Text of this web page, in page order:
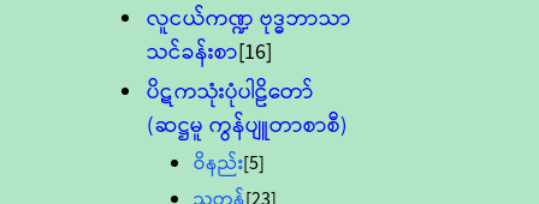
လူငယ်ကဏ္ဍ ဗုဒ္ဓဘာသာ
သင်ခန်းစာ[16]
ပိဋကသုံးပုံပါဠိတော်
(ဆဋ္ဌမူ ကွန်ပျူတာစာစီ)
ဝိနည်း[5]